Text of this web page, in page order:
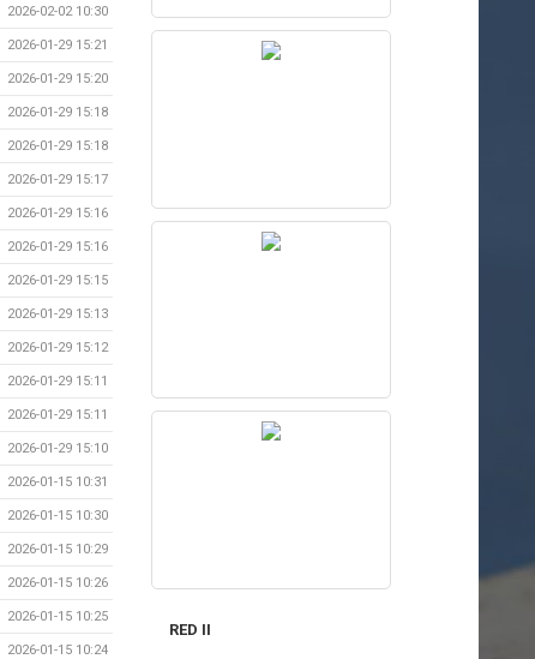
2026-02-02 10:30
2026-01-29 15:21
2026-01-29 15:20
2026-01-29 15:18
2026-01-29 15:18
2026-01-29 15:17
2026-01-29 15:16
2026-01-29 15:16
2026-01-29 15:15
2026-01-29 15:13
2026-01-29 15:12
2026-01-29 15:11
2026-01-29 15:11
2026-01-29 15:10
2026-01-15 10:31
2026-01-15 10:30
2026-01-15 10:29
2026-01-15 10:26
2026-01-15 10:25
2026-01-15 10:24
RED II